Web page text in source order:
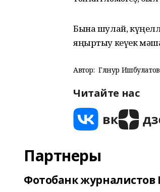
Бына шулай,
яңыртыу кеүек
Автор: Гөлнур
Читайте нас
Партнеры
Фотобанк журналистов